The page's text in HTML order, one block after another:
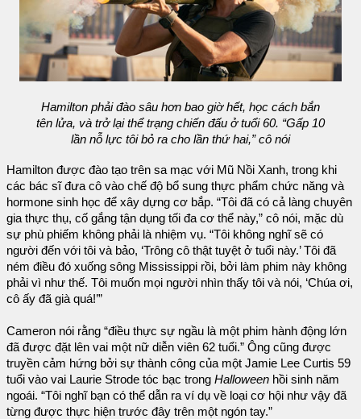
Hamilton phải đào sâu hơn bao giờ hết, học cách bắn
tên lửa, và trở lại thể trạng chiến đấu ở tuổi 60. “Gấp 10
lần nỗ lực tôi bỏ ra cho lần thứ hai,” cô nói
Hamilton được đào tạo trên sa mạc với Mũ Nồi Xanh, trong khi
các bác sĩ đưa cô vào chế độ bổ sung thực phẩm chức năng và
hormone sinh học để xây dựng cơ bắp. “Tôi đã có cả làng chuyên
gia thực thụ, cố gắng tận dụng tối đa cơ thể này,” cô nói, mặc dù
sự phù phiếm không phải là nhiệm vụ. “Tôi không nghĩ sẽ có
người đến với tôi và bảo, ‘Trông cô thật tuyệt ở tuổi này.’ Tôi đã
ném điều đó xuống sông Mississippi rồi, bởi làm phim này không
phải vì như thế. Tôi muốn mọi người nhìn thấy tôi và nói, ‘Chúa ơi,
cô ấy đã già quá!’”
Cameron nói rằng “điều thực sự ngầu là một phim hành động lớn
đã được đặt lên vai một nữ diễn viên 62 tuổi.” Ông cũng được
truyền cảm hứng bởi sự thành công của một Jamie Lee Curtis 59
tuổi vào vai Laurie Strode tóc bạc trong Halloween hồi sinh năm
ngoái. “Tôi nghĩ bạn có thể dẫn ra ví dụ về loại cơ hội như vậy đã
từng được thực hiện trước đây trên một ngón tay.”